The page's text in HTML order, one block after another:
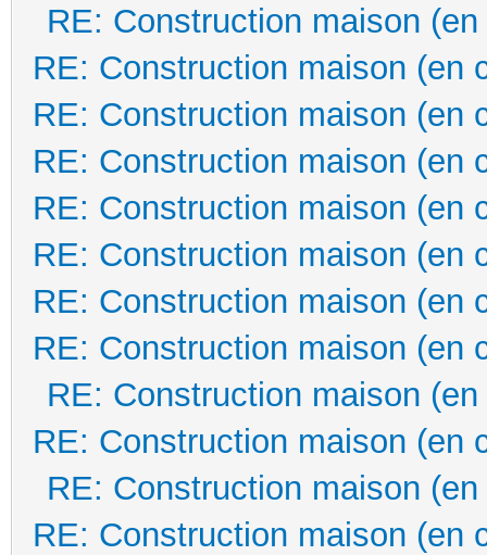
RE: Construction maison
RE: Construction maison (en
RE: Construction maison (en
RE: Construction maison (en
RE: Construction maison (en
RE: Construction maison (en
RE: Construction maison (en
RE: Construction maison (en
RE: Construction maison
RE: Construction maison (en
RE: Construction maison
RE: Construction maison (en